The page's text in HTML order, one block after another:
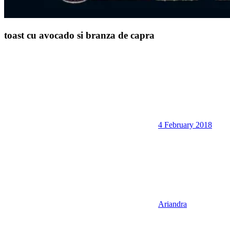
toast cu avocado si branza de capra
4 February 2018
Ariandra